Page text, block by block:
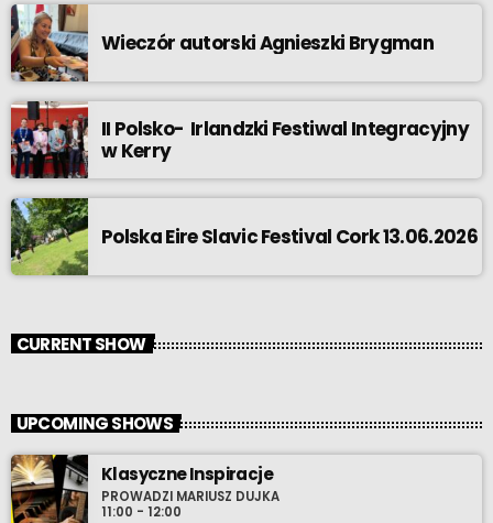
Wieczór autorski Agnieszki Brygman
II Polsko- Irlandzki Festiwal Integracyjny
w Kerry
Polska Eire Slavic Festival Cork 13.06.2026
CURRENT SHOW
UPCOMING SHOWS
Klasyczne Inspiracje
PROWADZI MARIUSZ DUJKA
11:00 - 12:00